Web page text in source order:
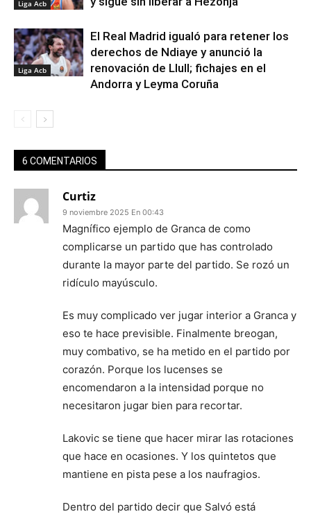
Liga Acb
Liga Acb
El Real Madrid igualó para retener los
derechos de Ndiaye y anunció la
renovación de Llull; fichajes en el
Andorra y Leyma Coruña
6 COMENTARIOS
Curtiz
9 noviembre 2025 En 00:43
Magnífico ejemplo de Granca de como
complicarse un partido que has controlado
durante la mayor parte del partido. Se rozó un
ridículo mayúsculo.
Es muy complicado ver jugar interior a Granca y
eso te hace previsible. Finalmente breogan,
muy combativo, se ha metido en el partido por
corazón. Porque los lucenses se
encomendaron a la intensidad porque no
necesitaron jugar bien para recortar.
Lakovic se tiene que hacer mirar las rotaciones
que hace en ocasiones. Y los quintetos que
mantiene en pista pese a los naufragios.
Dentro del partido decir que Salvó está